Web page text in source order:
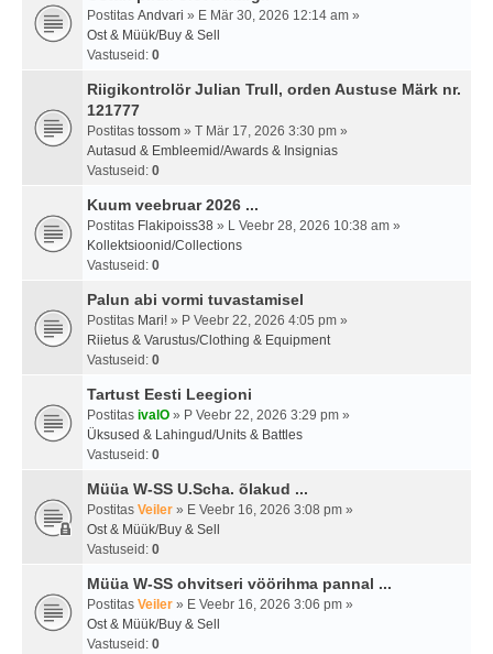
Postitas Andvari » E Mär 30, 2026 12:14 am »
Ost & Müük/Buy & Sell
Vastuseid: 0
Riigikontrolör Julian Trull, orden Austuse Märk nr.
121777
Postitas tossom » T Mär 17, 2026 3:30 pm »
Autasud & Embleemid/Awards & Insignias
Vastuseid: 0
Kuum veebruar 2026 ...
Postitas Flakipoiss38 » L Veebr 28, 2026 10:38 am »
Kollektsioonid/Collections
Vastuseid: 0
Palun abi vormi tuvastamisel
Postitas Mari! » P Veebr 22, 2026 4:05 pm »
Riietus & Varustus/Clothing & Equipment
Vastuseid: 0
Tartust Eesti Leegioni
Postitas ivalO » P Veebr 22, 2026 3:29 pm »
Üksused & Lahingud/Units & Battles
Vastuseid: 0
Müüa W-SS U.Scha. õlakud ...
Postitas Veiler » E Veebr 16, 2026 3:08 pm »
Ost & Müük/Buy & Sell
Vastuseid: 0
Müüa W-SS ohvitseri vöörihma pannal ...
Postitas Veiler » E Veebr 16, 2026 3:06 pm »
Ost & Müük/Buy & Sell
Vastuseid: 0